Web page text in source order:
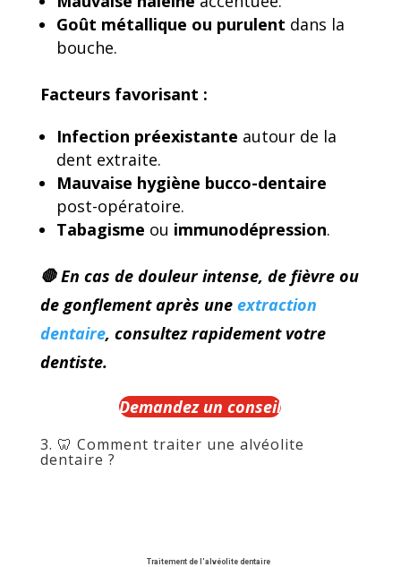
Goût métallique ou purulent dans la
bouche.
Facteurs favorisant :
Infection préexistante autour de la
dent extraite.
Mauvaise hygiène bucco-dentaire
post-opératoire.
Tabagisme ou immunodépression.
🛑 En cas de douleur intense, de fièvre ou
de gonflement après une extraction
dentaire, consultez rapidement votre
dentiste.
Demandez un conseil
3. 🦷 Comment traiter une alvéolite
dentaire ?
Traitement de l'alvéolite dentaire